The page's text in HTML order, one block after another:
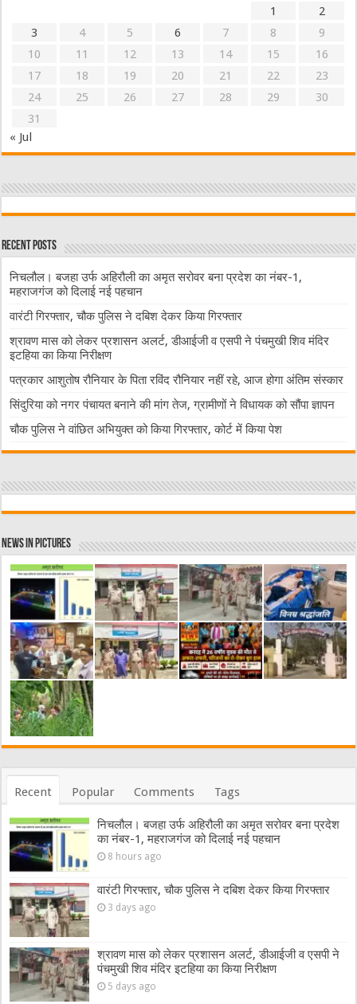
1
2
3
4 5 6 7 8
9
10
11 12 13 14 15
16
17
18 19 20 21 22
23
24
25 26 27 28 29
30
31
« Jul
Recent Posts
निचलौल। बजहा उर्फ अहिरौली का अमृत सरोवर बना प्रदेश का नंबर-1,
महराजगंज को दिलाई नई पहचान
वारंटी गिरफ्तार, चौक पुलिस ने दबिश देकर किया गिरफ्तार
श्रावण मास को लेकर प्रशासन अलर्ट, डीआईजी व एसपी ने पंचमुखी शिव मंदिर
इटहिया का किया निरीक्षण
पत्रकार आशुतोष रौनियार के पिता रविंद रौनियार नहीं रहे, आज होगा अंतिम संस्कार
सिंदुरिया को नगर पंचायत बनाने की मांग तेज, ग्रामीणों ने विधायक को सौंपा ज्ञापन
चौक पुलिस ने वांछित अभियुक्त को किया गिरफ्तार, कोर्ट में किया पेश
News in Pictures
Recent Popular Comments Tags
निचलौल। बजहा उर्फ अहिरौली का अमृत सरोवर बना प्रदेश
का नंबर-1, महराजगंज को दिलाई नई पहचान
8 hours ago
वारंटी गिरफ्तार, चौक पुलिस ने दबिश देकर किया गिरफ्तार
3 days ago
श्रावण मास को लेकर प्रशासन अलर्ट, डीआईजी व एसपी ने
पंचमुखी शिव मंदिर इटहिया का किया निरीक्षण
5 days ago